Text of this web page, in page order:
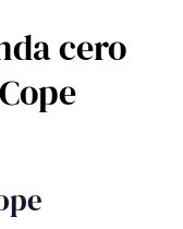
cero